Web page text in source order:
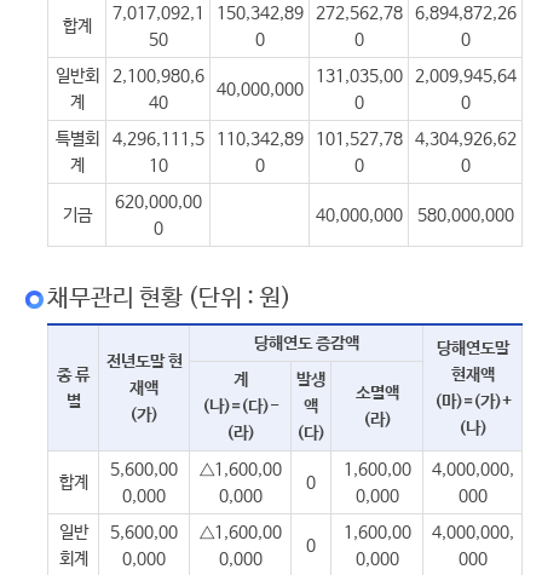
합계
7,017,092,1
50
150,342,89
0
272,562,78
0
6,894,872,26
0
일반회
계
2,100,980,6
40
40,000,000
131,035,00
0
2,009,945,64
0
특별회
계
4,296,111,5
10
110,342,89
0
101,527,78
0
4,304,926,62
0
기금
620,000,00
0
40,000,000 580,000,000
채무관리 현황 (단위 : 원)
종 류
별
전년도말 현
재액
(가)
당해연도 증감액
당해연도말
현재액
(마)=(가)+
(나)
계
(나)=(다)-
(라)
발생
액
(다)
소멸액
(라)
합계
5,600,00
0,000
△1,600,00
0,000
0
1,600,00
0,000
4,000,000,
000
일반
회계
5,600,00
0,000
△1,600,00
0,000
0
1,600,00
0,000
4,000,000,
000